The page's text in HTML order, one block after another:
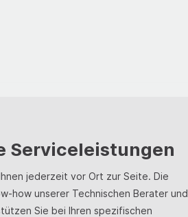
Serviceleistungen
jederzeit vor Ort zur Seite. Die
how unserer Technischen Berater und
Sie bei Ihren spezifischen